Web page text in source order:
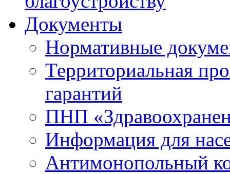
Документы
Нормативные
Территориальная
гарантий
ПНП
Информация для
Антимонопольный